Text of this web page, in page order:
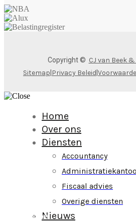
centraal
Flexibel
Copyright © CJ van Beek &
Sitemap Privacy Beleid
Home
Over ons
Diensten
Accountancy
Fiscaal advies
Overige diensten
Nieuws